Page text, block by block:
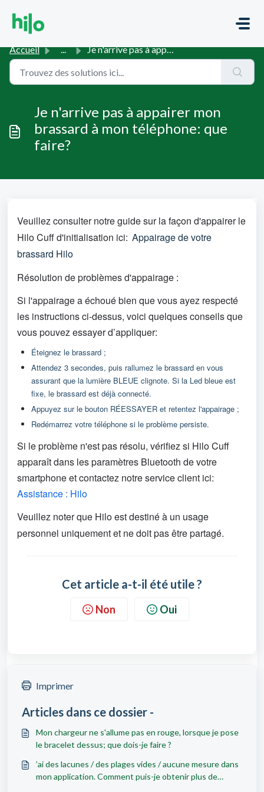
Accueil ... Je n'arrive pas à appairer mon brassard à mon télépho...
Je n'arrive pas à appairer mon
brassard à mon téléphone: que
faire?
Veuillez consulter notre guide sur la façon d'appairer le
Hilo Cuff d'initialisation ici: Appairage de votre
brassard Hilo
Résolution de problèmes d'appairage :
Si l'appairage a échoué bien que vous ayez respecté
les instructions ci-dessus, voici quelques conseils que
vous pouvez essayer d’appliquer:
Éteignez le brassard ;
Attendez 3 secondes, puis rallumez le brassard en vous
assurant que la lumière BLEUE clignote. Si la Led bleue est
fixe, le brassard est déjà connecté.
Appuyez sur le bouton RÉESSAYER et retentez l'appairage ;
Redémarrez votre téléphone si le problème persiste.
Si le problème n'est pas résolu, vérifiez si Hilo Cuff
apparaît dans les paramètres Bluetooth de votre
Assistance : Hilo
Veuillez noter que Hilo est destiné à un usage
personnel uniquement et ne doit pas être partagé.
Cet article a-t-il été utile ?
Non Oui
Imprimer
Articles dans ce dossier -
Mon chargeur ne s'allume pas en rouge, lorsque je pose
le bracelet dessus; que dois-je faire ?
’ai des lacunes / des plages vides / aucune mesure dans
mon application. Comment puis-je obtenir plus de